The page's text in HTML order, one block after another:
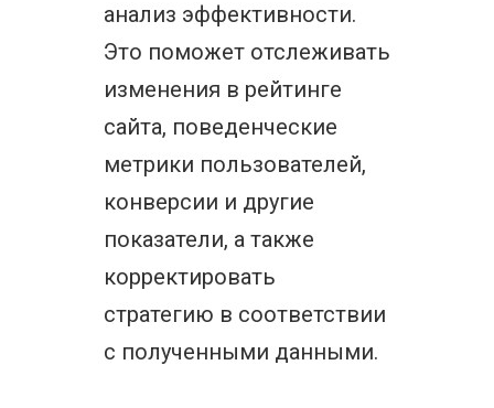
анализ эффективности.
Это поможет отслеживать
изменения в рейтинге
сайта, поведенческие
метрики пользователей,
конверсии и другие
показатели, а также
корректировать
стратегию в соответствии
с полученными данными.